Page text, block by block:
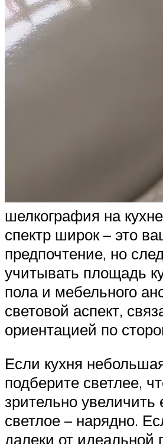
шелкография на
спектр широк – это
предпочтение, но
учитывать площадь
пола и мебельного
световой аспект,
ориентацией по
Если кухня
подберите светлее,
зрительно увеличить
светлое – нарядно.
далеки от идеальной